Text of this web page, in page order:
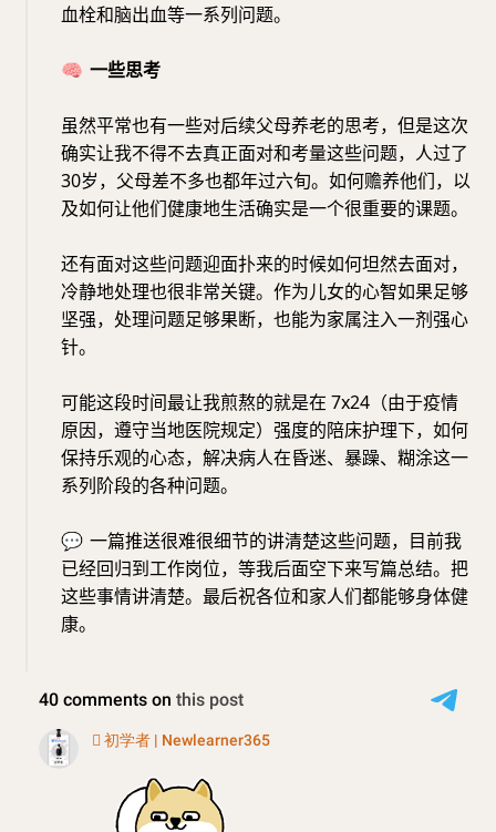
血栓和脑出血等一系列问题。
🧠 一些思考
虽然平常也有一些对后续父母养老的思考，但是这次
确实让我不得不去真正面对和考量这些问题，人过了
30岁，父母差不多也都年过六旬。如何赡养他们，以
及如何让他们健康地生活确实是一个很重要的课题。
还有面对这些问题迎面扑来的时候如何坦然去面对，
冷静地处理也很非常关键。作为儿女的心智如果足够
坚强，处理问题足够果断，也能为家属注入一剂强心
针。
可能这段时间最让我煎熬的就是在 7x24（由于疫情
原因，遵守当地医院规定）强度的陪床护理下，如何
保持乐观的心态，解决病人在昏迷、暴躁、糊涂这一
系列阶段的各种问题。
💬 一篇推送很难很细节的讲清楚这些问题，目前我
已经回归到工作岗位，等我后面空下来写篇总结。把
这些事情讲清楚。最后祝各位和家人们都能够身体健
康。